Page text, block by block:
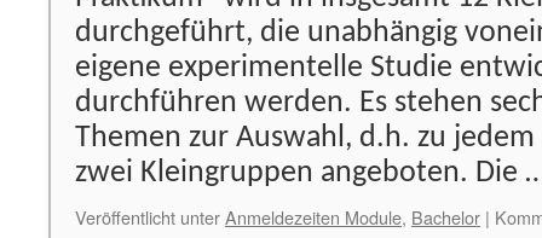
durchgeführt, die unabhängig
eigene experimentelle Studie
durchführen werden. Es stehen
Themen zur Auswahl, d.h. zu
zwei Kleingruppen angeboten. Die
Veröffentlicht unterAnmeldezeiten Module, Bachelor |